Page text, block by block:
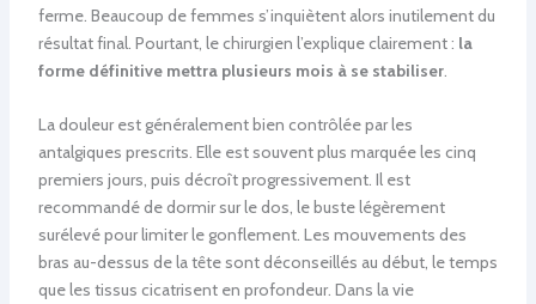
ferme. Beaucoup de femmes s’inquiètent alors inutilement du
résultat final. Pourtant, le chirurgien l’explique clairement : la
forme définitive mettra plusieurs mois à se stabiliser.
La douleur est généralement bien contrôlée par les
antalgiques prescrits. Elle est souvent plus marquée les cinq
premiers jours, puis décroît progressivement. Il est
recommandé de dormir sur le dos, le buste légèrement
surélevé pour limiter le gonflement. Les mouvements des
bras au-dessus de la tête sont déconseillés au début, le temps
que les tissus cicatrisent en profondeur. Dans la vie